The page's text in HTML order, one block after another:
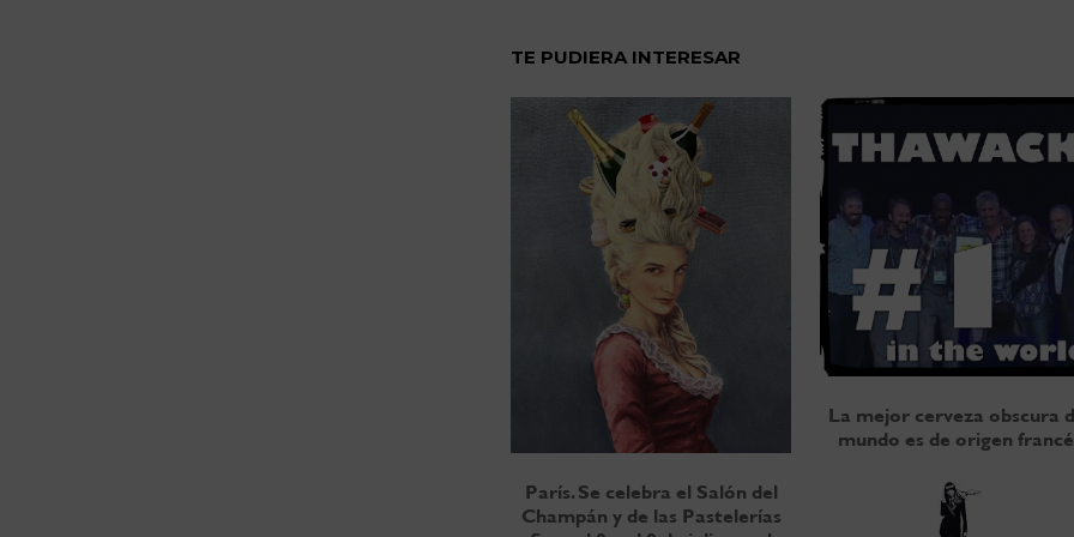
TE PUDIERA INTERESAR
París. Se celebra el Salón del
Champán y de las Pastelerías
La mejor cerveza obscura
mundo es de origen